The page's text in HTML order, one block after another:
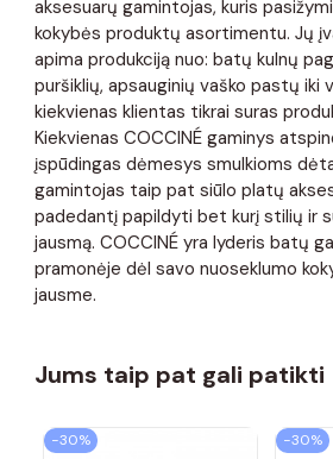
aksesuarų gamintojas, kuris
kokybės produktų asortimentu. Jų
apima produkciją nuo: batų kulnų
puršiklių, apsauginių vaško pastų iki
kiekvienas klientas tikrai suras
Kiekvienas COCCINÉ gaminys
įspūdingas dėmesys smulkioms
gamintojas taip pat siūlo platų
padedantį papildyti bet kurį stilių ir
jausmą. COCCINÉ yra lyderis batų
pramonėje dėl savo nuoseklumo
jausme.
Jums taip pat gali patikti
−30% −30%